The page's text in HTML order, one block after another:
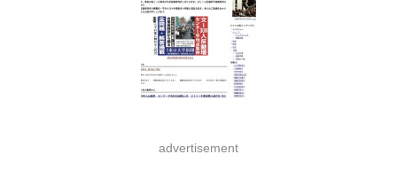
advertisement